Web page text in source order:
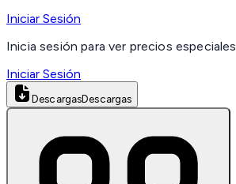
Iniciar Sesión
Inicia sesión para ver precios especiales
Iniciar Sesión
DescargasDescargas